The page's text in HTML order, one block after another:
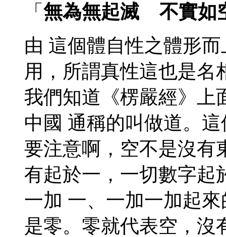
「 無為無起滅 不實如
由 這個體自性之體形
用，所謂真性這也是名
我們知道《楞嚴經》上
中國 通稱的叫做道。
要注意啊，空不是沒有
有起於一，一切數字起
一加 一、一加一加起
是零。零就代表空，沒